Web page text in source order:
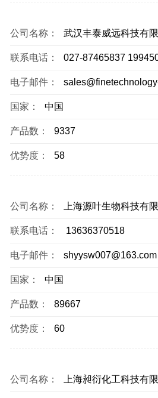
公司名称： 武汉丰泰威远科技有
联系电话： 027-87465837
电子邮件：
国家： 中国
产品数： 9337
优势度： 58
公司名称： 上海源叶生物科技有
联系电话： 13636370518
电子邮件： shyysw007@163.com
国家： 中国
产品数： 89667
优势度： 60
公司名称： 上海昶衍化工科技有